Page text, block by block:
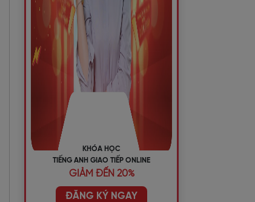
KHÓA HỌC
TIẾNG ANH GIAO TIẾP ONLINE
GIẢM ĐẾN 20%
ĐĂNG KÝ NGAY